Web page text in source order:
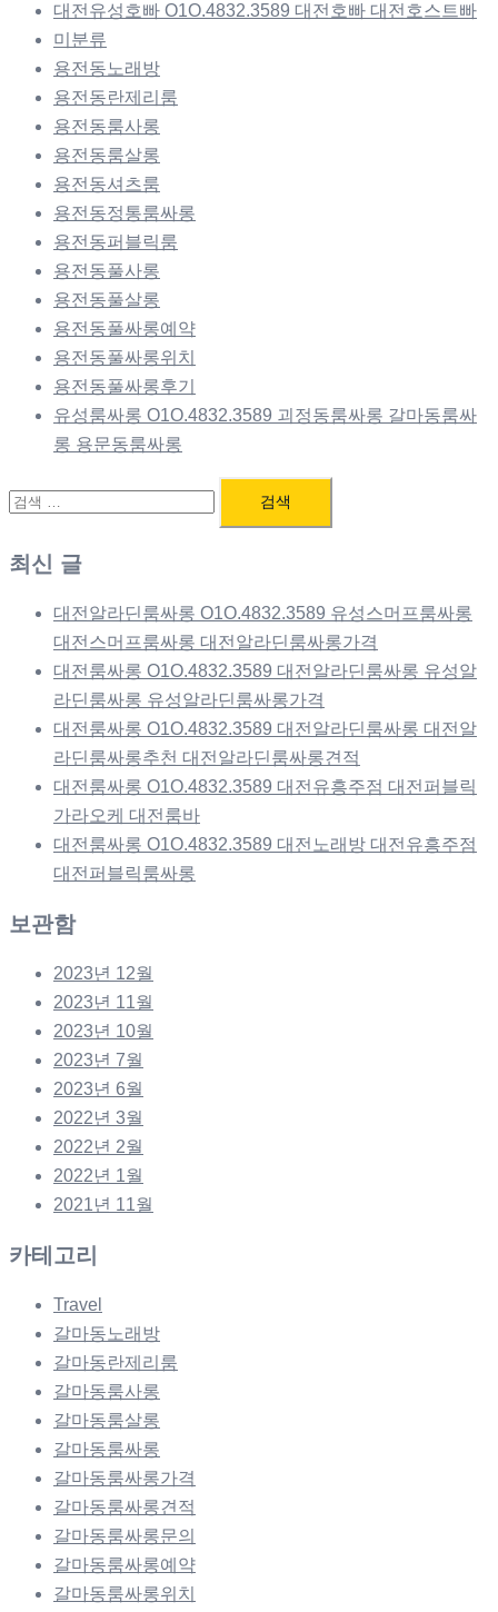
대전유성호빠 O1O.4832.3589 대전호빠 대전호스트빠
미분류
용전동노래방
용전동란제리룸
용전동룸사롱
용전동룸살롱
용전동셔츠룸
용전동정통룸싸롱
용전동퍼블릭룸
용전동풀사롱
용전동풀살롱
용전동풀싸롱예약
용전동풀싸롱위치
용전동풀싸롱후기
유성룸싸롱 O1O.4832.3589 괴정동룸싸롱 갈마동룸싸
롱 용문동룸싸롱
검
색:
최신 글
대전알라딘룸싸롱 O1O.4832.3589 유성스머프룸싸롱
대전스머프룸싸롱 대전알라딘룸싸롱가격
대전룸싸롱 O1O.4832.3589 대전알라딘룸싸롱 유성알
라딘룸싸롱 유성알라딘룸싸롱가격
대전룸싸롱 O1O.4832.3589 대전알라딘룸싸롱 대전알
라딘룸싸롱추천 대전알라딘룸싸롱견적
대전룸싸롱 O1O.4832.3589 대전유흥주점 대전퍼블릭
가라오케 대전룸바
대전룸싸롱 O1O.4832.3589 대전노래방 대전유흥주점
대전퍼블릭룸싸롱
보관함
2023년 12월
2023년 11월
2023년 10월
2023년 7월
2023년 6월
2022년 3월
2022년 2월
2022년 1월
2021년 11월
카테고리
Travel
갈마동노래방
갈마동란제리룸
갈마동룸사롱
갈마동룸살롱
갈마동룸싸롱
갈마동룸싸롱가격
갈마동룸싸롱견적
갈마동룸싸롱문의
갈마동룸싸롱예약
갈마동룸싸롱위치